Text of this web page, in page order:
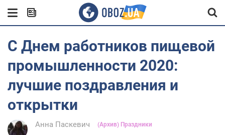
С Днем работников пищевой
промышленности 2020:
лучшие поздравления и
открытки
Анна Паскевич (Архив) Праздники